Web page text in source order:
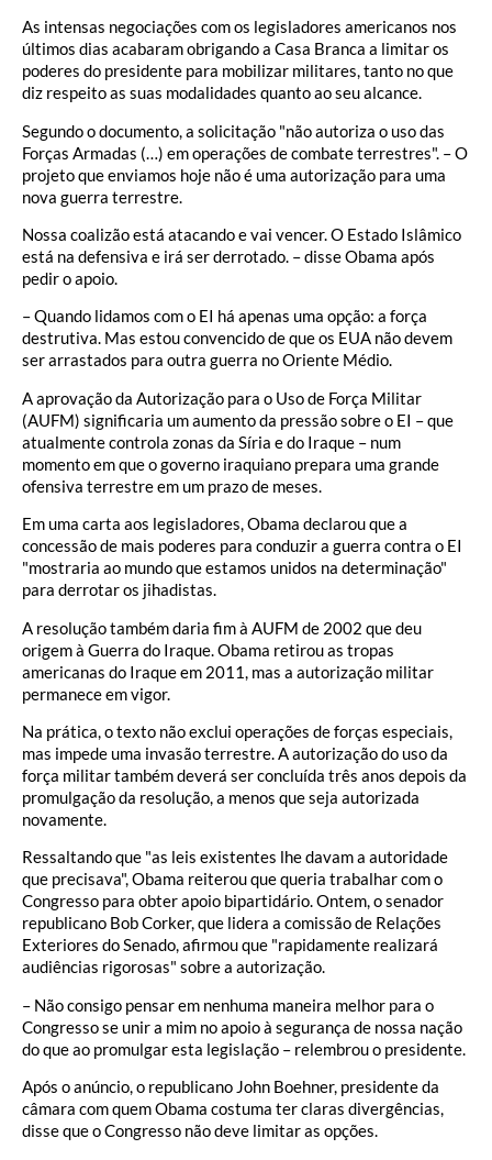
As intensas negociações com os legisladores americanos nos
últimos dias acabaram obrigando a Casa Branca a limitar os
poderes do presidente para mobilizar militares, tanto no que
diz respeito as suas modalidades quanto ao seu alcance.
Segundo o documento, a solicitação "não autoriza o uso das
Forças Armadas (…) em operações de combate terrestres". – O
projeto que enviamos hoje não é uma autorização para uma
nova guerra terrestre.
Nossa coalizão está atacando e vai vencer. O Estado Islâmico
está na defensiva e irá ser derrotado. – disse Obama após
pedir o apoio.
– Quando lidamos com o EI há apenas uma opção: a força
destrutiva. Mas estou convencido de que os EUA não devem
ser arrastados para outra guerra no Oriente Médio.
A aprovação da Autorização para o Uso de Força Militar
(AUFM) significaria um aumento da pressão sobre o EI – que
atualmente controla zonas da Síria e do Iraque – num
momento em que o governo iraquiano prepara uma grande
ofensiva terrestre em um prazo de meses.
Em uma carta aos legisladores, Obama declarou que a
concessão de mais poderes para conduzir a guerra contra o EI
"mostraria ao mundo que estamos unidos na determinação"
para derrotar os jihadistas.
A resolução também daria fim à AUFM de 2002 que deu
origem à Guerra do Iraque. Obama retirou as tropas
americanas do Iraque em 2011, mas a autorização militar
permanece em vigor.
Na prática, o texto não exclui operações de forças especiais,
mas impede uma invasão terrestre. A autorização do uso da
força militar também deverá ser concluída três anos depois da
promulgação da resolução, a menos que seja autorizada
novamente.
Ressaltando que "as leis existentes lhe davam a autoridade
que precisava", Obama reiterou que queria trabalhar com o
Congresso para obter apoio bipartidário. Ontem, o senador
republicano Bob Corker, que lidera a comissão de Relações
Exteriores do Senado, afirmou que "rapidamente realizará
audiências rigorosas" sobre a autorização.
– Não consigo pensar em nenhuma maneira melhor para o
Congresso se unir a mim no apoio à segurança de nossa nação
do que ao promulgar esta legislação – relembrou o presidente.
Após o anúncio, o republicano John Boehner, presidente da
câmara com quem Obama costuma ter claras divergências,
disse que o Congresso não deve limitar as opções.